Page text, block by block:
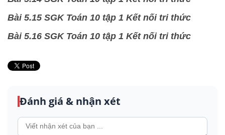
Bài 5.15 SGK Toán 10 tập 1 Kết nối tri thức
Bài 5.16 SGK Toán 10 tập 1 Kết nối tri thức
Đánh giá & nhận xét